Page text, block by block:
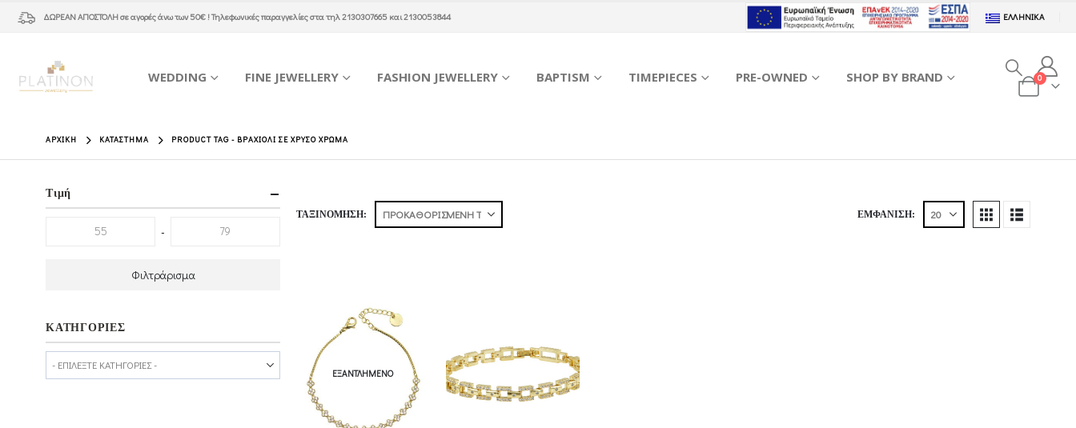
ΔΩΡΕΑΝ ΑΠΟΣΤΟΛΗσε αγορές άνω των 50€ ! Τηλεφωνικές παραγγελίες στα τηλ 2130307665 και 2130053844 ΕΛΛΗΝΙΚΆ
WEDDING FINE JEWELLERY FASHION JEWELLERY BAPTISM TIMEPIECES PRE-OWNED SHOP BY BRAND 0
ΑΡΧΙΚΉ ΚΑΤΆΣΤΗΜΑ PRODUCT TAG - ΒΡΑΧΙΟΛΙ ΣΕ ΧΡΥΣΟ ΧΡΏΜΑ
ΤΑΞΙΝΌΜΗΣΗ: ΕΜΦΆΝΙΣΗ:
ΕΞΑΝΤΛΗΜΈΝΟ
Τιμή
-
Φιλτράρισμα
ΚΑΤΗΓΟΡΙΕΣ